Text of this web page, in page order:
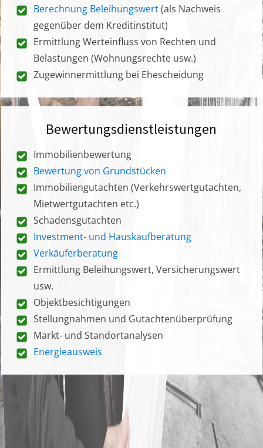
Berechnung Beleihungswert(als Nachweis
gegenüber dem Kreditinstitut)
Ermittlung Werteinfluss von Rechten und
Belastungen (Wohnungsrechte usw.)
Zugewinnermittlung bei Ehescheidung
Bewertungsdienstleistungen
Immobilienbewertung
Bewertung von Grundstücken
Immobiliengutachten (Verkehrswertgutachten,
Mietwertgutachten etc.)
Schadensgutachten
Investment- und Hauskaufberatung
Verkäuferberatung
Ermittlung Beleihungswert, Versicherungswert
usw.
Objektbesichtigungen
Stellungnahmen und Gutachtenüberprüfung
Markt- und Standortanalysen
Energieausweis